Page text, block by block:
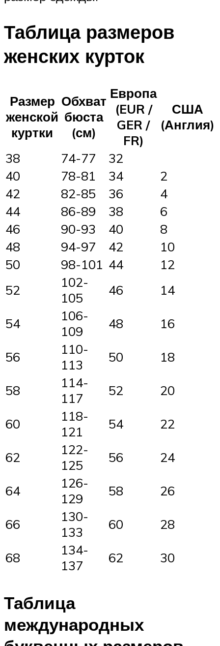
Таблица размеров
женских курток
Размер
женской
куртки
Обхват
бюста
(см)
Европа
(EUR /
GER /
FR)
США
(Англия)
38 74-77
32
40
78-81 34
2
42
82-85 36
4
44
86-89 38
6
46
90-93 40
8
48
94-97 42
10
50
98-101 44
12
52
102-
105
46 14
54
106-
109
48 16
56
110-
113
50 18
58
114-
117
52 20
60
118-
121
54 22
62
122-
125
56 24
64
126-
129
58 26
66
130-
133
60 28
68
134-
137
62 30
Таблица
международных